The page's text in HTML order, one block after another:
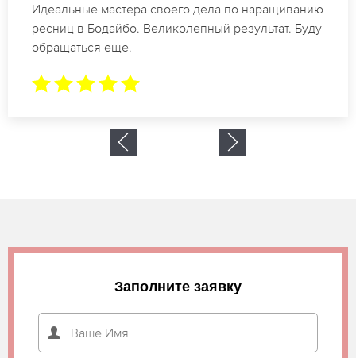
Спасибо огромное. Заказывала наращивание
ресниц в Бодайбо для мероприятия. За 2 часа
все было готово.
Заполните заявку